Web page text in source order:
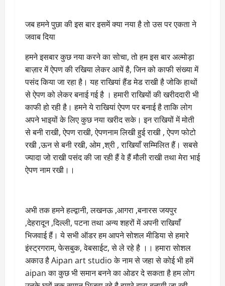
जब हमने पुछा की इस बार इसमें क्या नया है तो उस पर एकता ने
जवाब दिया
हमने इसबार कुछ नया करने का सोचा, तो हम इस बार अल्मोड़ा
बाज़ार में ऐपण की रखिया लेकर आयें है, जिन को काफी संख्या में
पसंद किया जा रहा है। यह राखियां हैंड मेड राखी है जोकि हाथों
से ऐपण को लेकर बनाई गई है । हमारी राखियों की खरीददारी भी
काफी हो रही है। हमने ये राखियां ऐपण पर बनाई है ताकि लोग
अपने भाइयों के लिए कुछ नया खरीद सके। इन राखियों में मोती
से बनी राखी, ऐपण राखी, ऐपणनाम लिखी हुई राखी , ऐपण फोटो
रखी ,ऊन से बनी रखी, ओम ,श्री , राखियाँ सम्मिलित हैं। सबसे
ज्यादा जो राखी पसंद की जा रही हैं वे हैं मौली राखी तथा मेरा भाई
ऐपण नाम रखी।।
अभी तक हमने हल्द्वानी, लखनऊ ,आगरा ,बनारस जयपुर
,देहरादून ,दिल्ली, पटना तथा अन्य शहरों में अपनी राखियाँ
भिजवाई हैं। ये सभी ऑडर हम आपने सोशल मीडिया से हमारे
इंस्ट्रगराम, फेसबुक, वेबसाईट, से ले रहे है ।। हमारा सोशल
अकाउ है Aipan art studio के नाम से जहा से कोई भी हमें
aipan का कुछ भी समान बनने का ओडर दे सकता है हम लोग